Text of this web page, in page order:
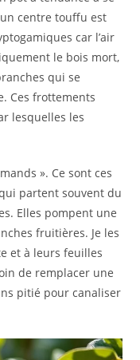
centre touffu est
car l’air
le bois mort,
qui se
Ces frottements
lesquelles les
». Ce sont ces
partent souvent du
Elles pompent une
fruitières. Je les
et à leurs feuilles
de remplacer une
pitié pour canaliser